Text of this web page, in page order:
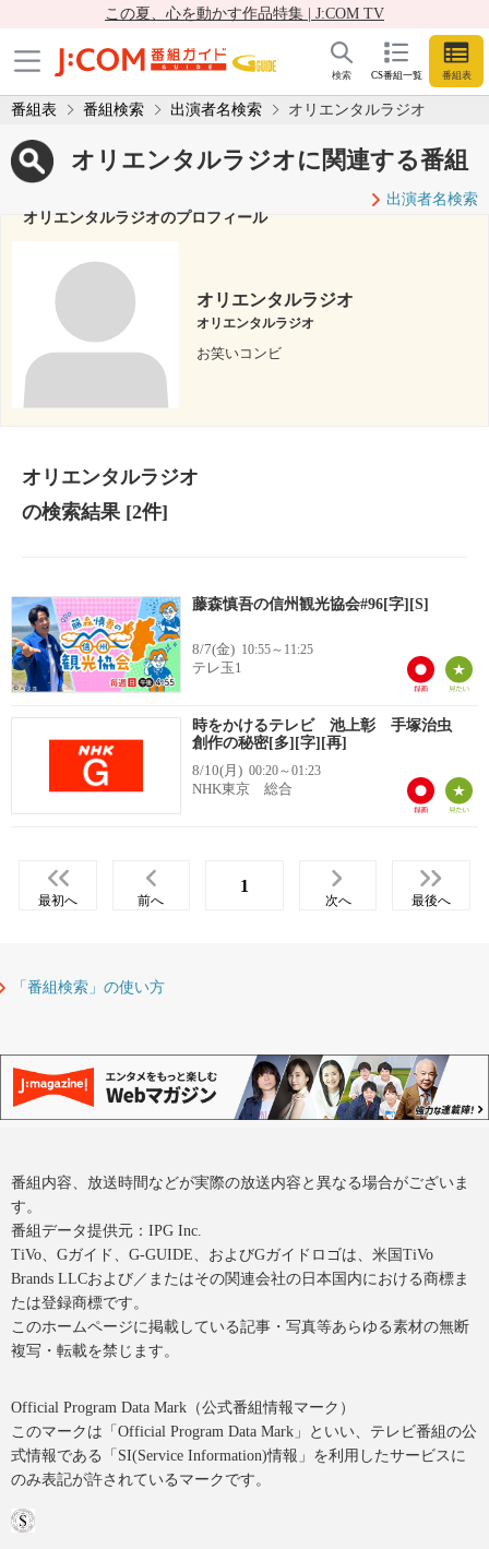
この夏、心を動かす作品特集 | J:COM TV
CS番組一覧 番組表
検索
番組表 番組検索 出演者名検索 オリエンタルラジオ
オリエンタルラジオに関連する番組
出演者名検索
オリエンタルラジオのプロフィール
オリエンタルラジオ
オリエンタルラジオ
お笑いコンビ
オリエンタルラジオ
の検索結果[2件]
藤森慎吾の信州観光協会#96[字][S]
8/7(金) 10:55～11:25
テレ玉1
時をかけるテレビ 池上彰 手塚治虫
創作の秘密[多][字][再]
8/10(月) 00:20～01:23
NHK東京 総合
最初へ 前へ
1
次へ 最後へ
「番組検索」の使い方
番組内容、放送時間などが実際の放送内容と異なる場合がございま
す。
番組データ提供元：IPG Inc.
TiVo、Gガイド、G-GUIDE、およびGガイドロゴは、米国TiVo
Brands LLCおよび／またはその関連会社の日本国内における商標ま
たは登録商標です。
このホームページに掲載している記事・写真等あらゆる素材の無断
複写・転載を禁じます。
Official Program Data Mark（公式番組情報マーク）
このマークは「Official Program Data Mark」といい、テレビ番組の公
式情報である「SI(Service Information)情報」を利用したサービスに
のみ表記が許されているマークです。